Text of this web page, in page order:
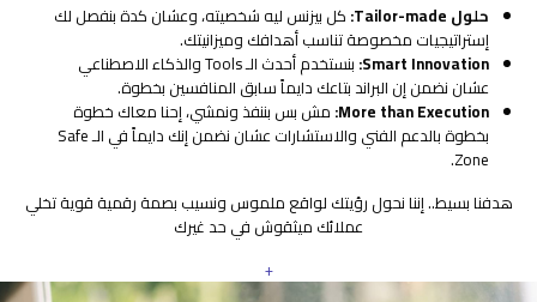
حلول Tailor-made:
كل بيزنس ليه شخصيته، وعشان كدة بنفصل لك
إستراتيجيات مخصوصة تناسب أهدافك وميزانيتك.
Smart Innovation:
بنستخدم أحدث الـ Tools والذكاء الاصطناعي
عشان نضمن إن البراند بتاعك دايماً سابق المنافسين بخطوة.
More than Execution: مش بس بننفذ ونمشي، إحنا معاك خطوة
بخطوة بالدعم الفني والاستشارات عشان نضمن إنك دايماً في الـ Safe
Zone.
هدفنا بسيط.. إننا نحول رؤيتك لواقع ملموس ونسيب بصمة رقمية قوية تخلي
عملائك ميثقوش في حد غيرك
+